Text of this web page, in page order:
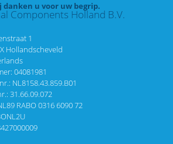
danken u voor uw begrip.
Components Holland B.V.
1
Hollandscheveld
04081981
NL8158.43.859.B01
31.66.09.072
RABO 0316 6090 72